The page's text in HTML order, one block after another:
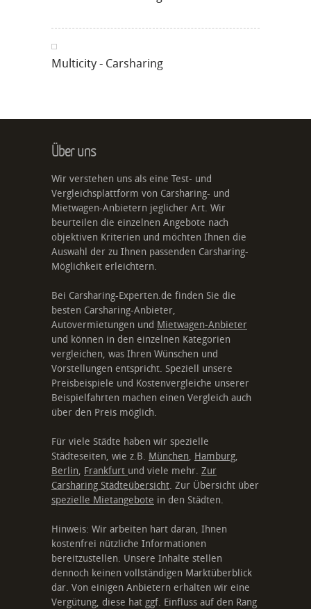
Multicity - Carsharing
Über uns
Wir verstehen uns als eine Test- und
Vergleichsplattform von Carsharing- und
Mietwagen-Anbietern jeglicher Art. Wir
beurteilen die einzelnen Angebote nach
objektiven Kriterien und möchten Ihnen die
Auswahl der zu Ihnen passenden Carsharing-
Möglichkeit erleichtern.
Bei Carsharing-Experten.de finden Sie die
besten Carsharing-Anbieter,
Autovermietungen und Mietwagen-Anbieter
und können in den einzelnen Kategorien
vergleichen, was Ihren Wünschen und
Vorstellungen entspricht. Speziell unsere
Preisbeispiele und Kostenvergleiche unserer
Beispielfahrten machen einen Vergleich auch
über den Preis möglich.
Für viele Städte haben wir spezielle
Städteseiten, wie z.B. München, Hamburg,
Berlin, Frankfurt und viele mehr. Zur
Carsharing Städteübersicht. Zur Übersicht über
spezielle Mietangebote in den Städten.
Hinweis: Wir arbeiten hart daran, Ihnen
kostenfrei nützliche Informationen
bereitzustellen. Unsere Inhalte stellen
dennoch keinen vollständigen Marktüberblick
dar. Von einigen Anbietern erhalten wir eine
Vergütung, diese hat ggf. Einfluss auf den Rang